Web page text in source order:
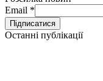
Email *
Останні публікації